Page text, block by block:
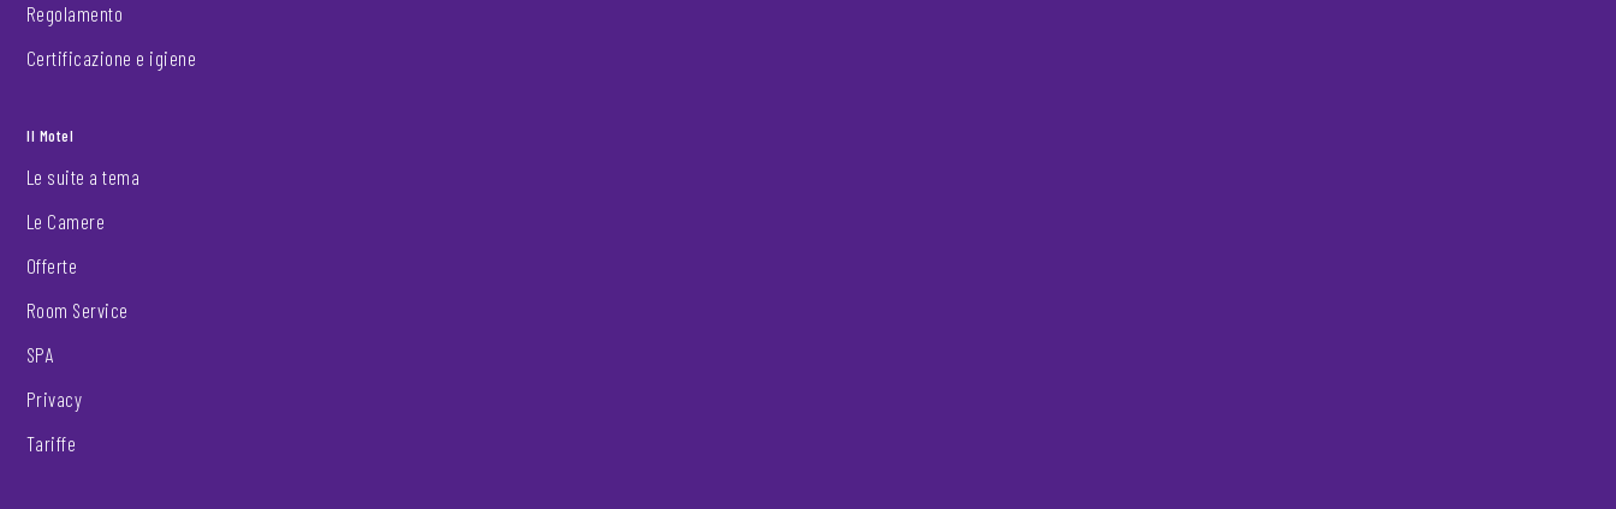
Regolamento
Certificazione e igiene
Il Motel
Le suite a tema
Le Camere
Offerte
Room Service
SPA
Privacy
Tariffe